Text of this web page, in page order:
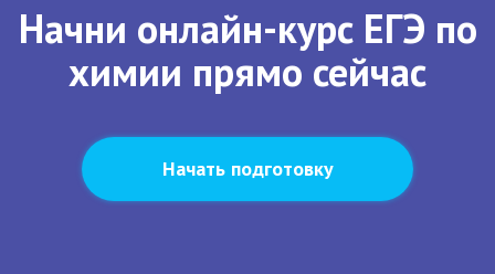
Начни онлайн-курс ЕГЭ по
химии прямо сейчас
Начать подготовку